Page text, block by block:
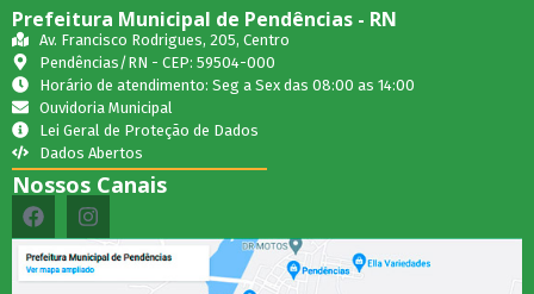
Prefeitura Municipal de Pendências - RN
Av. Francisco Rodrigues, 205, Centro
Pendências/RN - CEP: 59504-000
Horário de atendimento: Seg a Sex das 08:00 as 14:00
Ouvidoria Municipal
Lei Geral de Proteção de Dados
Dados Abertos
Nossos Canais